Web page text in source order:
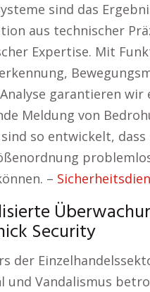
sind das
aus technischer
Expertise. Mit
garantieren wir
Meldung von
so entwickelt,
–
Security
der
und Vandalismus